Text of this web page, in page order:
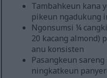
Tambahkeun kana
pikeun ngadukung
Ngonsumsi ¼
20 kacang almond)
anu konsisten
Pasangkeun
ningkatkeun